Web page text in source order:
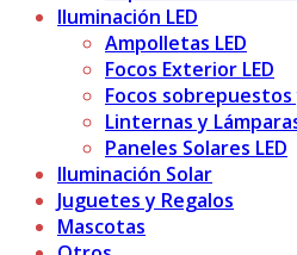
Iluminación LED
Ampolletas LED
Focos Exterior LED
Focos
Linternas y
Paneles Solares LED
Iluminación Solar
Juguetes y Regalos
Mascotas